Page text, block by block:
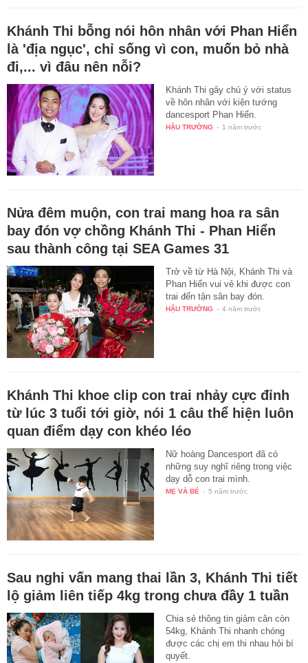
Khánh Thi bỗng nói hôn nhân với Phan Hiển
là 'địa ngục', chỉ sống vì con, muốn bỏ nhà
đi,... vì đâu nên nỗi?
Khánh Thi gây chú ý với status
về hôn nhân với kiện tướng
dancesport Phan Hiển.
HẬU TRƯỜNG - 1 năm trước
Nửa đêm muộn, con trai mang hoa ra sân
bay đón vợ chồng Khánh Thi - Phan Hiển
sau thành công tại SEA Games 31
Trở về từ Hà Nội, Khánh Thi và
Phan Hiển vui vẻ khi được con
trai đến tận sân bay đón.
HẬU TRƯỜNG - 4 năm trước
Khánh Thi khoe clip con trai nhảy cực đỉnh
từ lúc 3 tuổi tới giờ, nói 1 câu thể hiện luôn
quan điểm dạy con khéo léo
Nữ hoàng Dancesport đã có
những suy nghĩ riêng trong việc
dạy dỗ con trai mình.
MẸ VÀ BÉ - 5 năm trước
Sau nghi vấn mang thai lần 3, Khánh Thi tiết
lộ giảm liên tiếp 4kg trong chưa đầy 1 tuần
Chia sẻ thông tin giảm cân còn
54kg, Khánh Thi nhanh chóng
được các chị em thi nhau hỏi bí
quyết.